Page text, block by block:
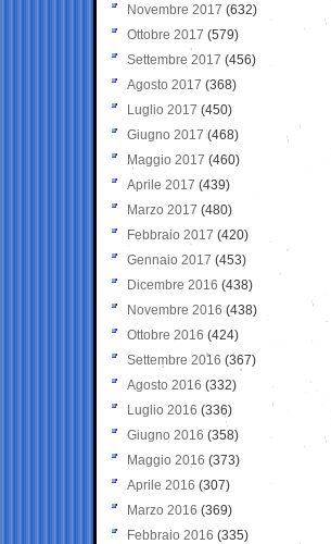
Novembre 2017 (632)
Ottobre 2017 (579)
Settembre 2017 (456)
Agosto 2017 (368)
Luglio 2017 (450)
Giugno 2017 (468)
Maggio 2017 (460)
Aprile 2017 (439)
Marzo 2017 (480)
Febbraio 2017 (420)
Gennaio 2017 (453)
Dicembre 2016 (438)
Novembre 2016 (438)
Ottobre 2016 (424)
Settembre 2016 (367)
Agosto 2016 (332)
Luglio 2016 (336)
Giugno 2016 (358)
Maggio 2016 (373)
Aprile 2016 (307)
Marzo 2016 (369)
Febbraio 2016 (335)